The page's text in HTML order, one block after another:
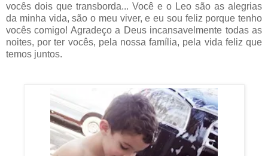
vocês dois que transborda... Você e o Leo são as alegrias
da minha vida, são o meu viver, e eu sou feliz porque tenho
vocês comigo! Agradeço a Deus incansavelmente todas as
noites, por ter vocês, pela nossa família, pela vida feliz que
temos juntos.